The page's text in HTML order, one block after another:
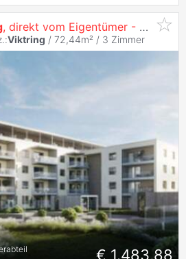
, direkt vom Eigentümer - Familientraum 3 Zimmer Wohnung mit Küche
Viktring / 72,44m² / 3 Zimmer
€ 1.483,88